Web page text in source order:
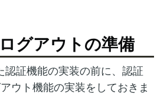
グアウトの準備
認証機能の実装の前に、認証
ウト機能の実装をしておきま